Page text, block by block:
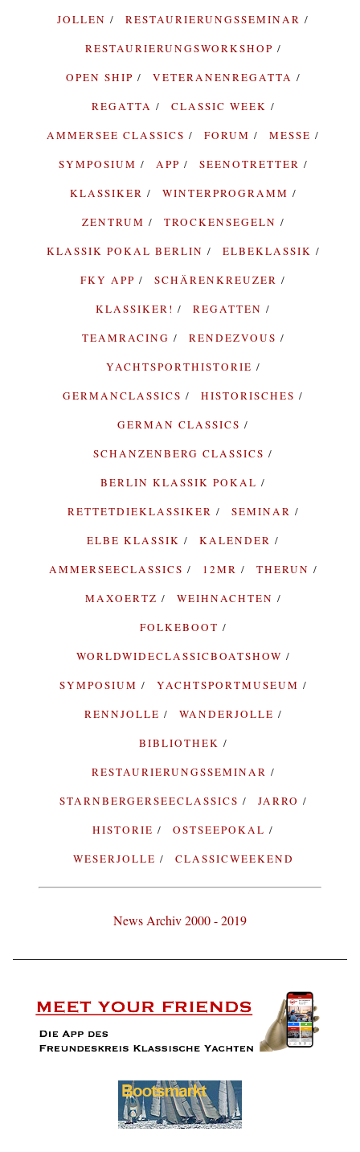
JOLLEN
RESTAURIERUNGSSEMINAR
RESTAURIERUNGSWORKSHOP
OPEN SHIP
VETERANENREGATTA
REGATTA
CLASSIC WEEK
AMMERSEE CLASSICS
FORUM
MESSE
SYMPOSIUM
APP
SEENOTRETTER
KLASSIKER
WINTERPROGRAMM
ZENTRUM
TROCKENSEGELN
KLASSIK POKAL BERLIN
ELBEKLASSIK
FKY APP
SCHÄRENKREUZER
KLASSIKER!
REGATTEN
TEAMRACING
RENDEZVOUS
YACHTSPORTHISTORIE
GERMANCLASSICS
HISTORISCHES
GERMAN CLASSICS
SCHANZENBERG CLASSICS
BERLIN KLASSIK POKAL
RETTETDIEKLASSIKER
SEMINAR
ELBE KLASSIK
KALENDER
AMMERSEECLASSICS
12MR
THERUN
MAXOERTZ
WEIHNACHTEN
FOLKEBOOT
WORLDWIDECLASSICBOATSHOW
SYMPOSIUM
YACHTSPORTMUSEUM
RENNJOLLE
WANDERJOLLE
BIBLIOTHEK
RESTAURIERUNGSSEMINAR
STARNBERGERSEECLASSICS
JARRO
HISTORIE
OSTSEEPOKAL
WESERJOLLE
CLASSICWEEKEND
News Archiv 2000 - 2019